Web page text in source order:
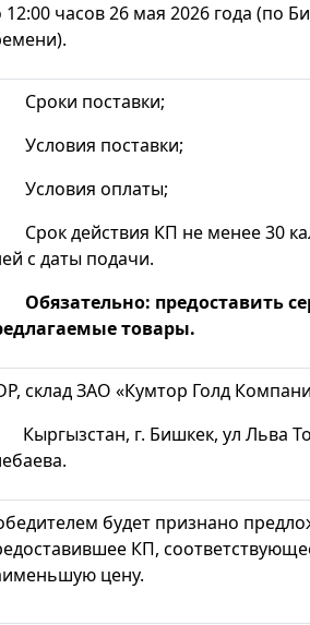
12:00 часов 26 мая 2026 года (по
поставки;
поставки;
оплаты;
действия КП не менее 30
с даты подачи.
Обязательно: предоставить
товары.
склад ЗАО «Кумтор Голд
г. Бишкек, ул Льва
будет признано
КП,
цену.